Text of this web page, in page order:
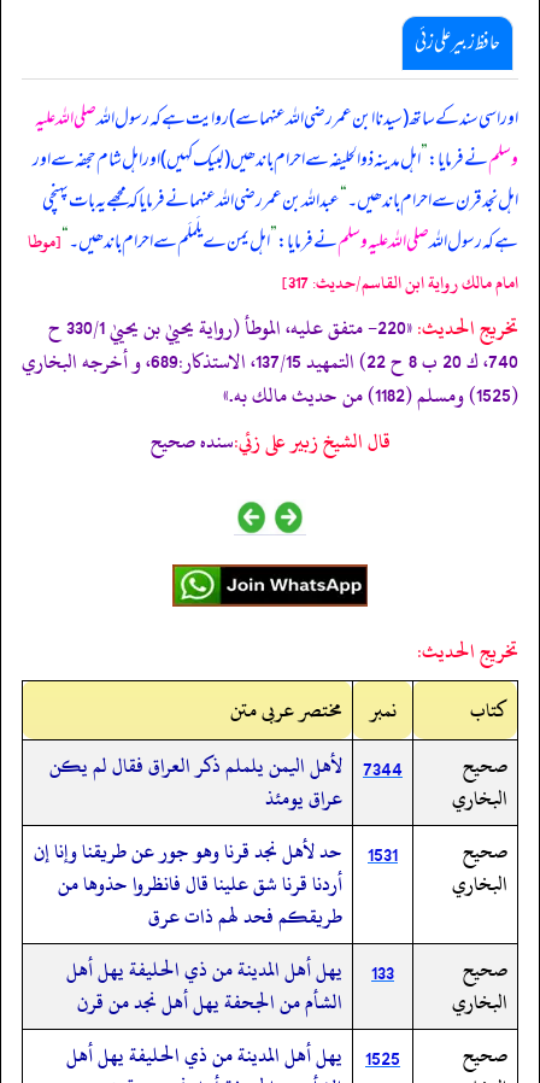
حافظ زبیر علی زئی
اور اسی سند کے ساتھ (سیدنا ابن عمر رضی اللہ عنہما سے) روایت ہے کہ رسول اللہصلی اللہ علیہ
وسلمنے فرمایا:”اہل مدینہ ذوالحلیفہ سے احرام باندھیں (لبیک کہیں) اور اہل شام حجفہ سے اور
اہل نجد قرن سے احرام باندھیں۔“عبداللہ بن عمر رضی اللہ عنہما نے فرمایا کہ مجھے یہ بات پہنچی
ہے کہ رسول اللہصلی اللہ علیہ وسلمنے فرمایا:”اہل یمن ے یلَملَم سے احرام باندھیں۔“[موطا
امام مالك رواية ابن القاسم/حدیث: 317]
تخریج الحدیث:
«220- متفق عليه، الموطأ (رواية يحييٰ بن يحييٰ 330/1 ح
740، ك 20 ب 8 ح 22) التمهيد 137/15، الاستذكار:689، و أخرجه البخاري
(1525) ومسلم (1182) من حديث مالك به.»
قال الشيخ زبير على زئي:سنده صحيح
تخريج الحديث:
کتاب
نمبر
مختصر عربی متن
صحيح
البخاري
7344 لأهل اليمن يلملم ذكر العراق فقال لم يكن
عراق يومئذ
صحيح
البخاري
1531
حد لأهل نجد قرنا وهو جور عن طريقنا وإنا إن
أردنا قرنا شق علينا قال فانظروا حذوها من
طريقكم فحد لهم ذات عرق
صحيح
البخاري
133
يهل أهل المدينة من ذي الحليفة يهل أهل
الشأم من الجحفة يهل أهل نجد من قرن
صحيح
1525
يهل أهل المدينة من ذي الحليفة يهل أهل